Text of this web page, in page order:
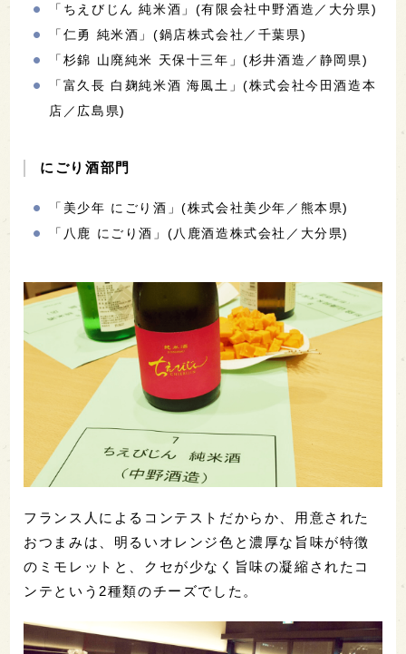
「ちえびじん 純米酒」(有限会社中野酒造／大分県)
「仁勇 純米酒」(鍋店株式会社／千葉県)
「杉錦 山廃純米 天保十三年」(杉井酒造／静岡県)
「富久長 白麹純米酒 海風土」(株式会社今田酒造本
店／広島県)
にごり酒部門
「美少年 にごり酒」(株式会社美少年／熊本県)
「八鹿 にごり酒」(八鹿酒造株式会社／大分県)
フランス人によるコンテストだからか、用意された
おつまみは、明るいオレンジ色と濃厚な旨味が特徴
のミモレットと、クセが少なく旨味の凝縮されたコ
ンテという2種類のチーズでした。